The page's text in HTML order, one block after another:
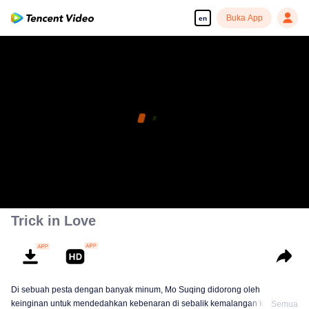
en Buka App
Trick in Love
Di sebuah pesta dengan banyak minum, Mo Suqing didorong oleh
keinginan untuk mendedahkan kebenaran di sebalik kemalangan keretaSemua